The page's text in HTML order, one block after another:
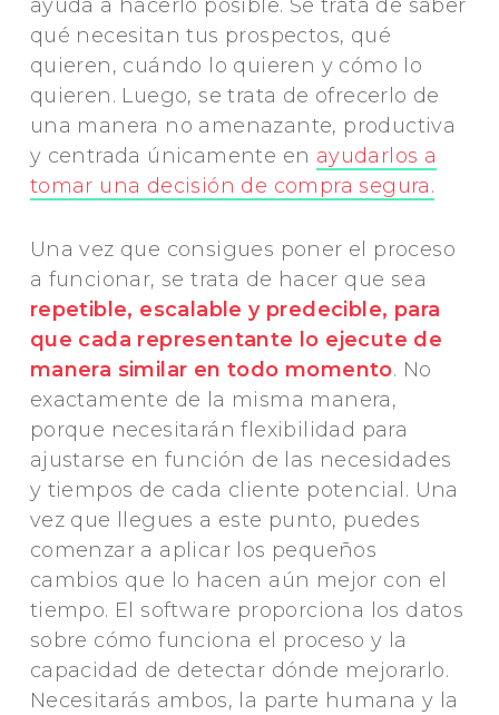
ayuda a hacerlo posible. Se trata de saber
qué necesitan tus prospectos, qué
quieren, cuándo lo quieren y cómo lo
quieren. Luego, se trata de ofrecerlo de
una manera no amenazante, productiva
y centrada únicamente en ayudarlos a
tomar una decisión de compra segura.
Una vez que consigues poner el proceso
a funcionar, se trata de hacer que sea
repetible, escalable y predecible, para
que cada representante lo ejecute de
manera similar en todo momento. No
exactamente de la misma manera,
porque necesitarán flexibilidad para
ajustarse en función de las necesidades
y tiempos de cada cliente potencial. Una
vez que llegues a este punto, puedes
comenzar a aplicar los pequeños
cambios que lo hacen aún mejor con el
tiempo. El software proporciona los datos
sobre cómo funciona el proceso y la
capacidad de detectar dónde mejorarlo.
Necesitarás ambos, la parte humana y la